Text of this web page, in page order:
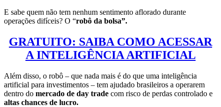
E sabe quem não tem nenhum sentimento aflorado durante
operações difíceis? O “robô da bolsa”.
GRATUITO: SAIBA COMO ACESSAR
A INTELIGÊNCIA ARTIFICIAL
Além disso, o robô – que nada mais é do que uma inteligência
artificial para investimentos – tem ajudado brasileiros a operarem
dentro do mercado de day trade com risco de perdas controlado e
altas chances de lucro.